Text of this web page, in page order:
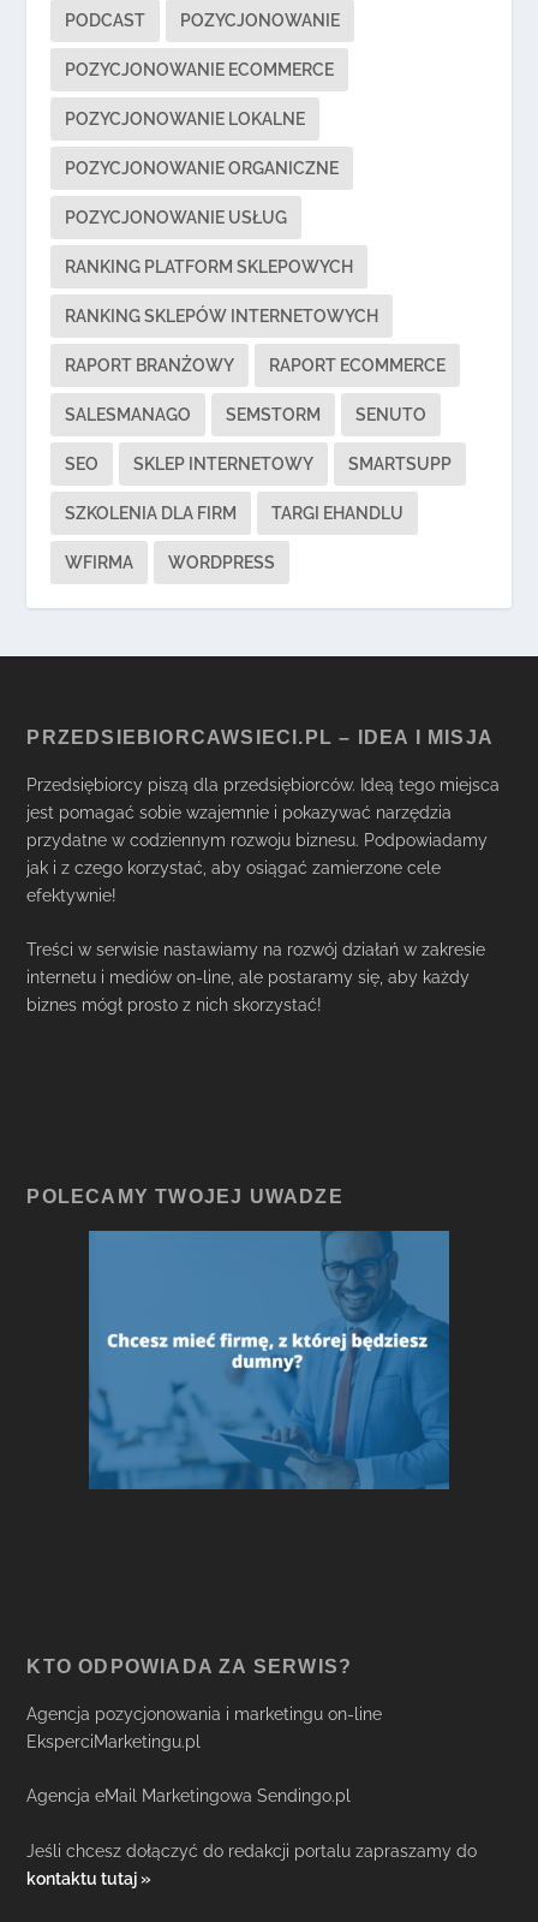
PODCAST POZYCJONOWANIE
POZYCJONOWANIE ECOMMERCE
POZYCJONOWANIE LOKALNE
POZYCJONOWANIE ORGANICZNE
POZYCJONOWANIE USŁUG
RANKING PLATFORM SKLEPOWYCH
RANKING SKLEPÓW INTERNETOWYCH
RAPORT BRANŻOWY RAPORT ECOMMERCE
SALESMANAGO SEMSTORM SENUTO
SEO SKLEP INTERNETOWY SMARTSUPP
SZKOLENIA DLA FIRM TARGI EHANDLU
WFIRMA WORDPRESS
PRZEDSIEBIORCAWSIECI.PL – IDEA I MISJA
Przedsiębiorcy piszą dla przedsiębiorców. Ideą tego miejsca
jest pomagać sobie wzajemnie i pokazywać narzędzia
przydatne w codziennym rozwoju biznesu. Podpowiadamy
jak i z czego korzystać, aby osiągać zamierzone cele
efektywnie!
Treści w serwisie nastawiamy na rozwój działań w zakresie
internetu i mediów on-line, ale postaramy się, aby każdy
biznes mógł prosto z nich skorzystać!
POLECAMY TWOJEJ UWADZE
KTO ODPOWIADA ZA SERWIS?
Agencja pozycjonowania i marketingu on-line
EksperciMarketingu.pl
Agencja eMail Marketingowa Sendingo.pl
Jeśli chcesz dołączyć do redakcji portalu zapraszamy do
kontaktu tutaj »